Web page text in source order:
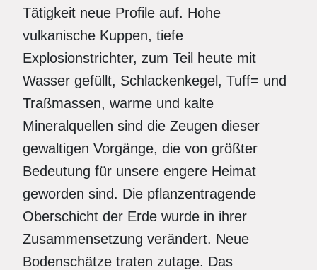
Tätigkeit neue Profile auf. Hohe
vulkanische Kuppen, tiefe
Explosionstrichter, zum Teil heute mit
Wasser gefüllt, Schlackenkegel, Tuff= und
Traßmassen, warme und kalte
Mineralquellen sind die Zeugen dieser
gewaltigen Vorgänge, die von größter
Bedeutung für unsere engere Heimat
geworden sind. Die pflanzentragende
Oberschicht der Erde wurde in ihrer
Zusammensetzung verändert. Neue
Bodenschätze traten zutage. Das